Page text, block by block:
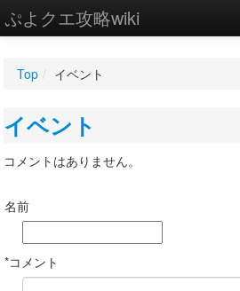
ぷよクエ攻略wiki
WIKI
設定
Top / イベント
イベント
コメントはありません。
名前
*コメント